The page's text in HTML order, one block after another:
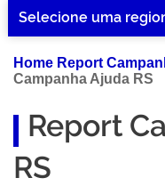
Selecione uma
Home Report
Campanha Ajuda RS
Report
RS